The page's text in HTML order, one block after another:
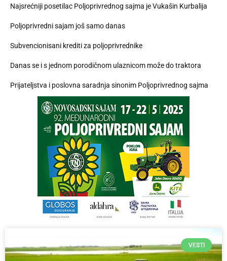
Najsrećniji posetilac Poljoprivrednog sajma je Vukašin Kurbalija
Poljoprivredni sajam još samo danas
Subvencionisani krediti za poljoprivrednike
Danas se i s jednom porodičnom ulaznicom može do traktora
Prijateljstva i poslovna saradnja sinonim Poljoprivrednog sajma
VESTI